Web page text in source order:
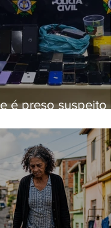
é preso suspeito